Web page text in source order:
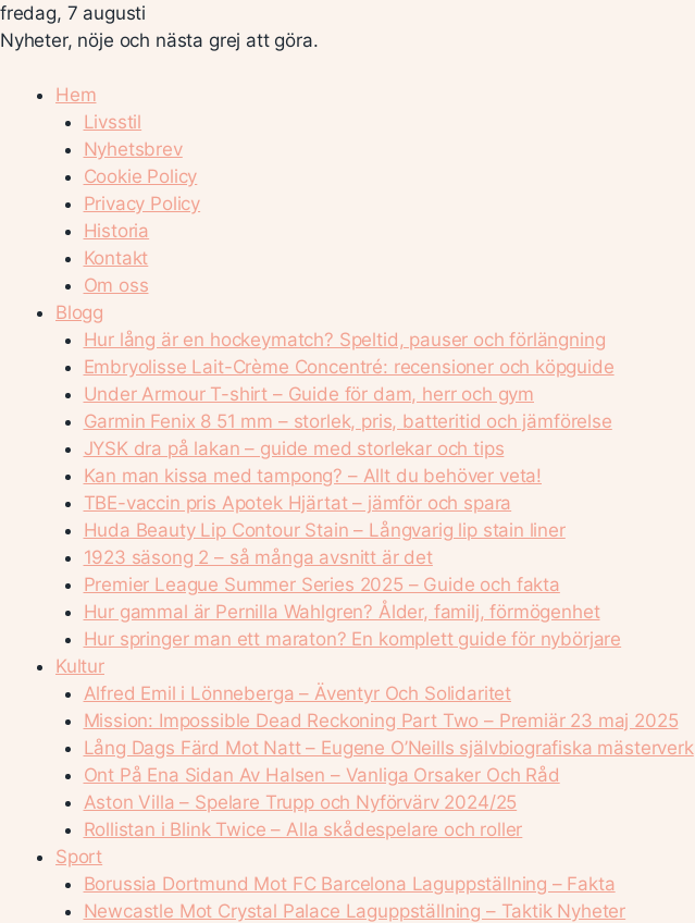
fredag, 7 augusti
Nyheter, nöje och nästa grej att göra.
Hem
Livsstil
Nyhetsbrev
Cookie Policy
Privacy Policy
Historia
Kontakt
Om oss
Blogg
Hur lång är en hockeymatch? Speltid, pauser och förlängning
Embryolisse Lait-Crème Concentré: recensioner och köpguide
Under Armour T-shirt – Guide för dam, herr och gym
Garmin Fenix 8 51 mm – storlek, pris, batteritid och jämförelse
JYSK dra på lakan – guide med storlekar och tips
Kan man kissa med tampong? – Allt du behöver veta!
TBE-vaccin pris Apotek Hjärtat – jämför och spara
Huda Beauty Lip Contour Stain – Långvarig lip stain liner
1923 säsong 2 – så många avsnitt är det
Premier League Summer Series 2025 – Guide och fakta
Hur gammal är Pernilla Wahlgren? Ålder, familj, förmögenhet
Hur springer man ett maraton? En komplett guide för nybörjare
Kultur
Alfred Emil i Lönneberga – Äventyr Och Solidaritet
Mission: Impossible Dead Reckoning Part Two – Premiär 23 maj 2025
Lång Dags Färd Mot Natt – Eugene O’Neills självbiografiska mästerverk
Ont På Ena Sidan Av Halsen – Vanliga Orsaker Och Råd
Aston Villa – Spelare Trupp och Nyförvärv 2024/25
Rollistan i Blink Twice – Alla skådespelare och roller
Sport
Borussia Dortmund Mot FC Barcelona Laguppställning – Fakta
Newcastle Mot Crystal Palace Laguppställning – Taktik Nyheter